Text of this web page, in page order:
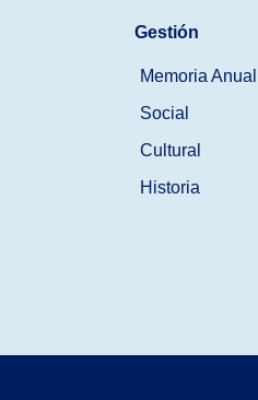
Gestión
Memoria Anual
Social
Cultural
Historia